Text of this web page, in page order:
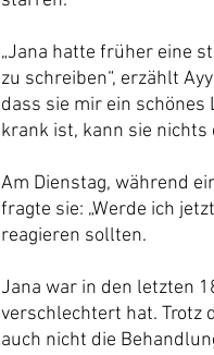
„Jana hatte früher eine
zu schreiben“, erzählt
dass sie mir ein
krank ist, kann sie nichts
Am Dienstag, während
fragte sie: „Werde ich
reagieren sollten.
Jana war in den letzten
verschlechtert hat. Trotz
auch nicht die